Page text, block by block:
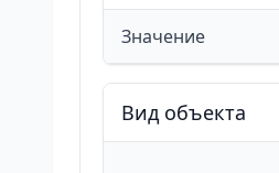
Значение
Вид объекта